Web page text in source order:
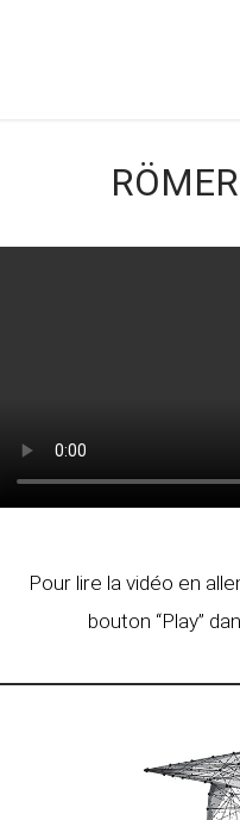
Pour lire la vidéo en
bouton “Play”